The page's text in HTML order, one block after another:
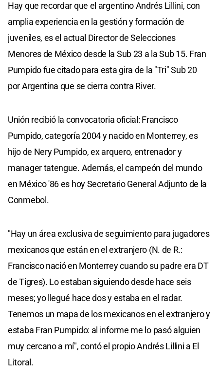
Hay que recordar que el argentino Andrés Lillini, con
amplia experiencia en la gestión y formación de
juveniles, es el actual Director de Selecciones
Menores de México desde la Sub 23 a la Sub 15. Fran
Pumpido fue citado para esta gira de la "Tri" Sub 20
por Argentina que se cierra contra River.
Unión recibió la convocatoria oficial: Francisco
Pumpido, categoría 2004 y nacido en Monterrey, es
hijo de Nery Pumpido, ex arquero, entrenador y
manager tatengue. Además, el campeón del mundo
en México '86 es hoy Secretario General Adjunto de la
Conmebol.
"Hay un área exclusiva de seguimiento para jugadores
mexicanos que están en el extranjero (N. de R.:
Francisco nació en Monterrey cuando su padre era DT
de Tigres). Lo estaban siguiendo desde hace seis
meses; yo llegué hace dos y estaba en el radar.
Tenemos un mapa de los mexicanos en el extranjero y
estaba Fran Pumpido: al informe me lo pasó alguien
muy cercano a mí", contó el propio Andrés Lillini a El
Litoral.